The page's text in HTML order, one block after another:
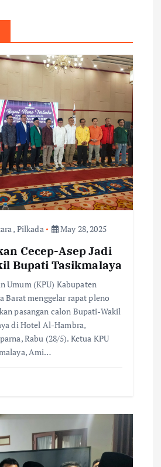
, Pilkada May 28, 2025
Cecep-Asep Jadi
Bupati Tasikmalaya
Umum (KPU) Kabupaten
Barat menggelar rapat pleno
pasangan calon Bupati-Wakil
di Hotel Al-Hambra,
Rabu (28/5). Ketua KPU
Ami…